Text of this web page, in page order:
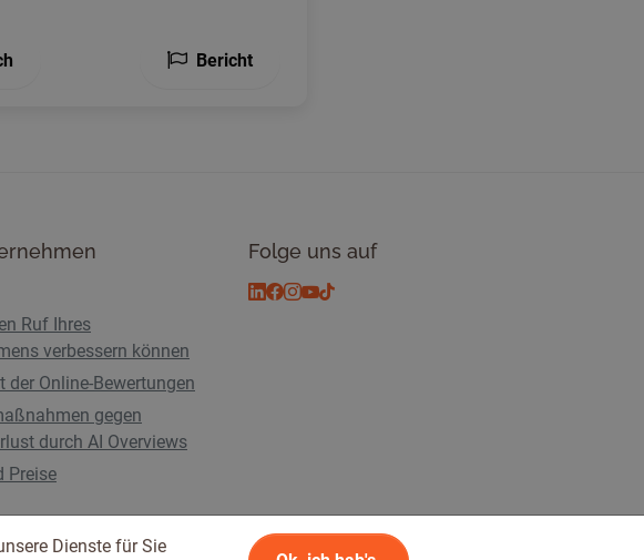
Bericht
Ruf Ihres
verbessern können
der Online-Bewertungen
gegen
durch AI Overviews
Preise
Folge uns auf
Dienste für Sie